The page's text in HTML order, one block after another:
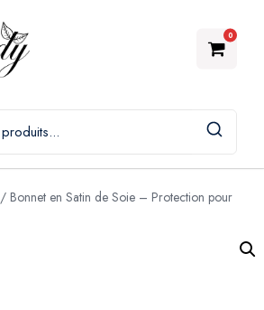
0
/ Bonnet en Satin de Soie – Protection pour